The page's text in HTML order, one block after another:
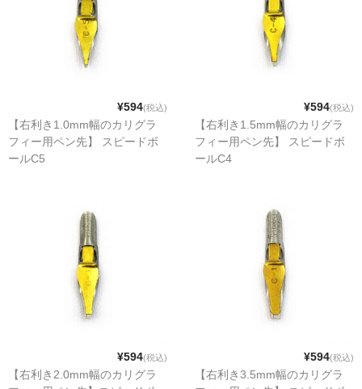
¥594(税込)
【右利き1.0mm幅のカリグラ
フィー用ペン先】 スピードボ
ールC5
¥594(税込)
【右利き1.5mm幅のカリグラ
フィー用ペン先】 スピードボ
ールC4
¥594(税込)
【右利き2.0mm幅のカリグラ
¥594(税込)
【右利き3.5mm幅のカリグラ